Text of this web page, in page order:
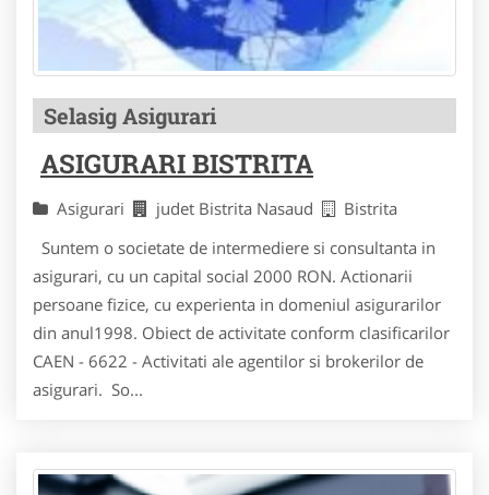
Selasig Asigurari
ASIGURARI BISTRITA
Asigurari judet Bistrita Nasaud
Bistrita
Suntem o societate de intermediere si consultanta in
asigurari, cu un capital social 2000 RON. Actionarii
persoane fizice, cu experienta in domeniul asigurarilor
din anul1998. Obiect de activitate conform clasificarilor
CAEN - 6622 - Activitati ale agentilor si brokerilor de
asigurari. So...